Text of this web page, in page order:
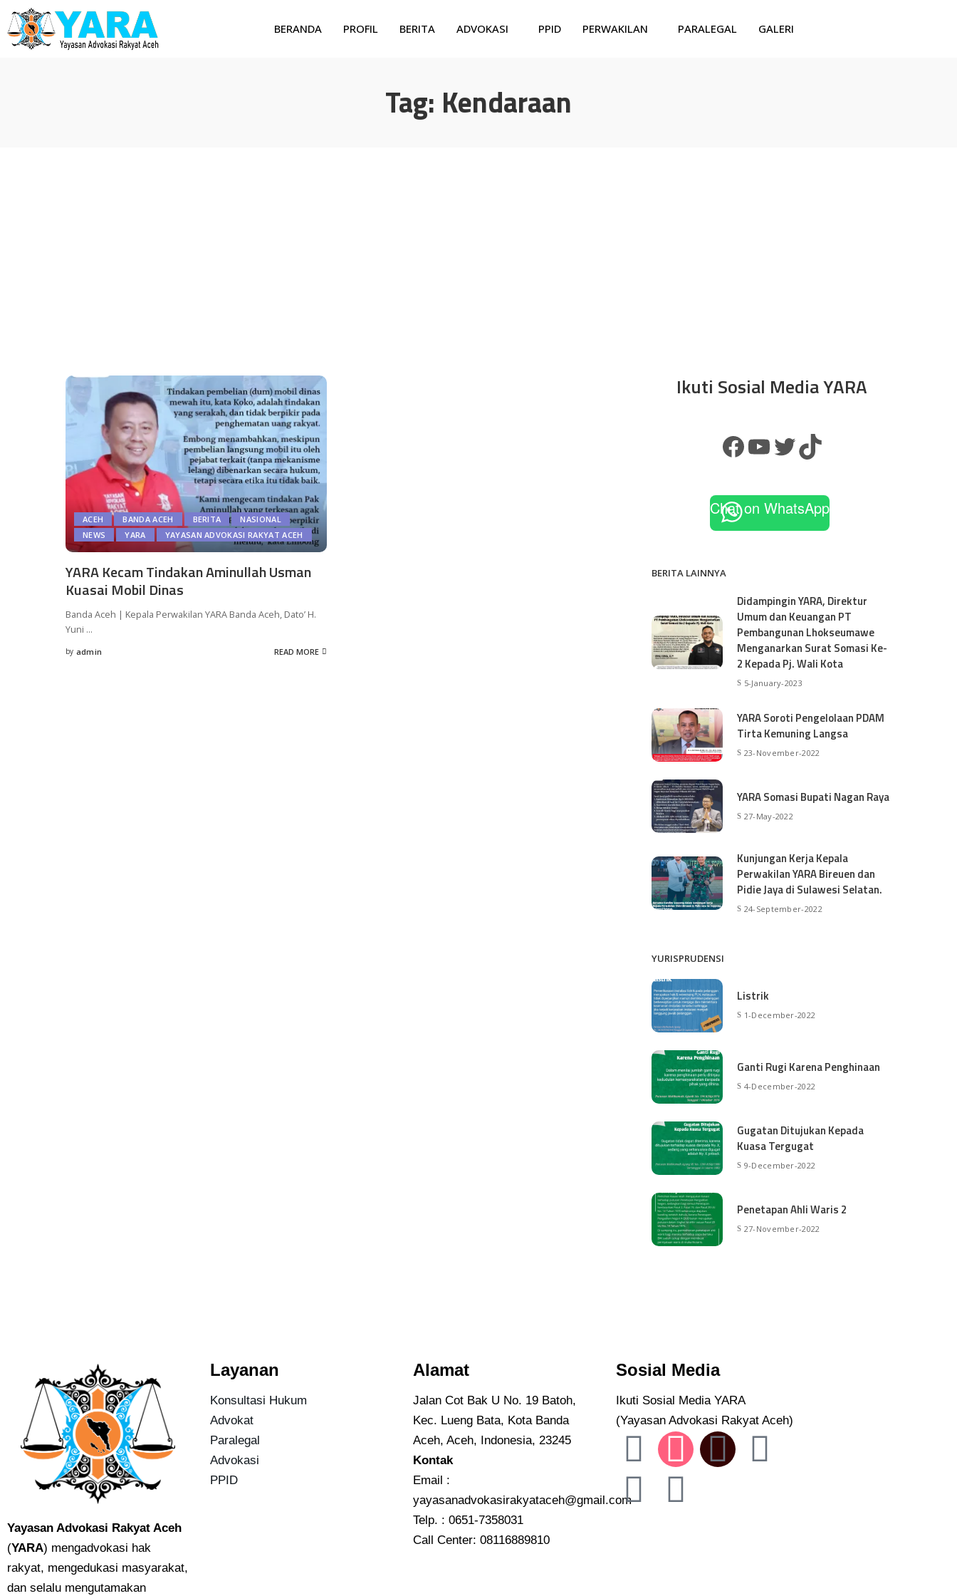
BERANDA PROFIL BERITA ADVOKASI PPID PERWAKILAN PARALEGAL GALERI
Tag: Kendaraan
ACEH BANDA ACEH BERITA
NASIONAL
NEWS
YARA YAYASAN ADVOKASI RAKYAT ACEH
YARA Kecam Tindakan Aminullah Usman
Kuasai Mobil Dinas
Banda Aceh | Kepala Perwakilan YARA Banda Aceh, Dato’ H.
Yuni ...
by admin READ MORE
Ikuti Sosial Media YARA
Chat on WhatsApp
BERITA LAINNYA
Didampingin YARA, Direktur
Umum dan Keuangan PT
Pembangunan Lhokseumawe
Menganarkan Surat Somasi Ke-
2 Kepada Pj. Wali Kota
5-January-2023
YARA Soroti Pengelolaan PDAM
Tirta Kemuning Langsa
23-November-2022
YARA Somasi Bupati Nagan Raya
27-May-2022
Kunjungan Kerja Kepala
Perwakilan YARA Bireuen dan
Pidie Jaya di Sulawesi Selatan.
24-September-2022
YURISPRUDENSI
Listrik
1-December-2022
Ganti Rugi Karena Penghinaan
4-December-2022
Gugatan Ditujukan Kepada
Kuasa Tergugat
9-December-2022
Penetapan Ahli Waris 2
27-November-2022
Yayasan Advokasi Rakyat Aceh
(YARA) mengadvokasi hak
rakyat, mengedukasi masyarakat,
dan selalu mengutamakan
Layanan
Konsultasi Hukum
Advokat
Paralegal
Advokasi
PPID
Alamat
Jalan Cot Bak U No. 19 Batoh,
Kec. Lueng Bata, Kota Banda
Aceh, Aceh, Indonesia, 23245
Kontak
Email :
yayasanadvokasirakyataceh@gmail.com
Telp. : 0651-7358031
Call Center: 08116889810
Sosial Media
Ikuti Sosial Media YARA
(Yayasan Advokasi Rakyat Aceh)